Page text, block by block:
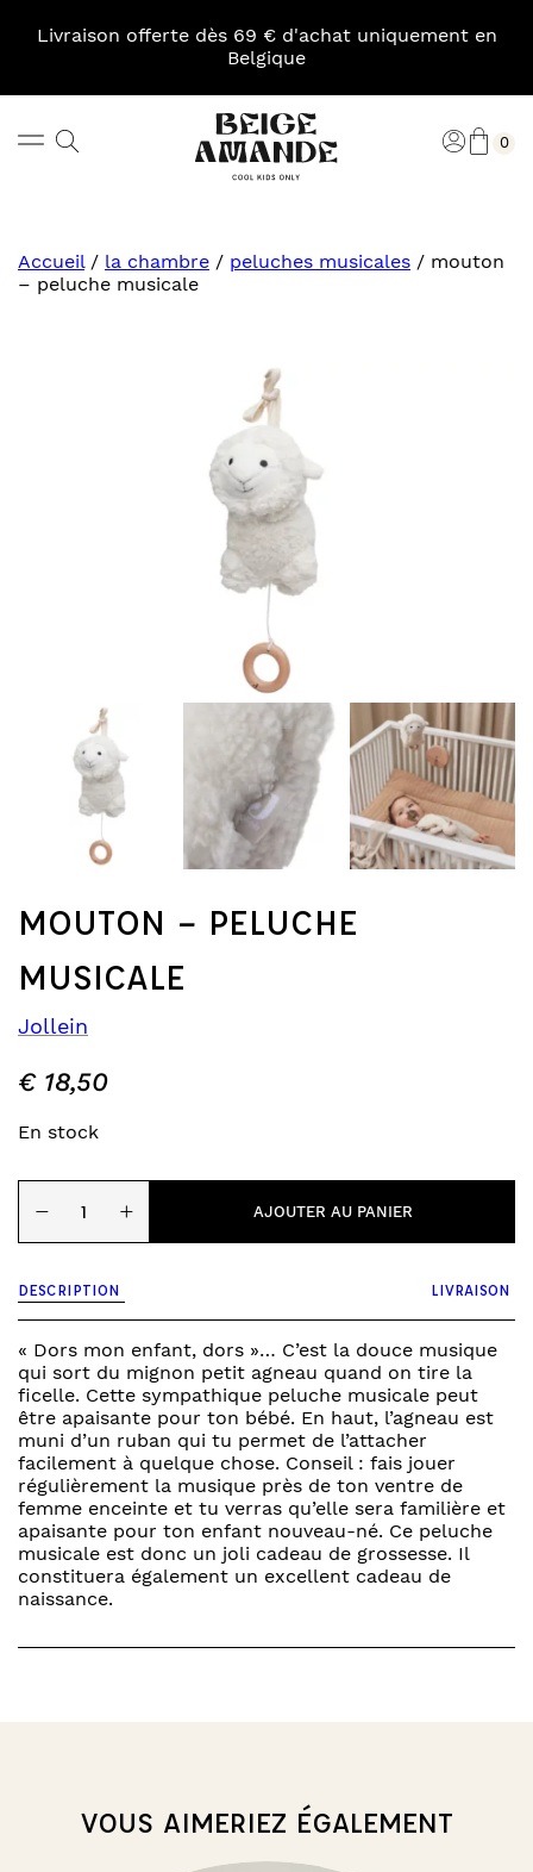
Livraison offerte dès 69 € d'achat uniquement en
Belgique
Rechercher 0
Accueil/ la chambre / peluches musicales / mouton
– peluche musicale
MOUTON – PELUCHE
MUSICALE
Jollein
€18,50
En stock
de
peluche
musicale
− + AJOUTER AU PANIER
DESCRIPTION LIVRAISON
« Dors mon enfant, dors »… C’est la douce musique
qui sort du mignon petit agneau quand on tire la
ficelle. Cette sympathique peluche musicale peut
être apaisante pour ton bébé. En haut, l’agneau est
muni d’un ruban qui tu permet de l’attacher
facilement à quelque chose. Conseil : fais jouer
régulièrement la musique près de ton ventre de
femme enceinte et tu verras qu’elle sera familière et
apaisante pour ton enfant nouveau-né. Ce peluche
musicale est donc un joli cadeau de grossesse. Il
constituera également un excellent cadeau de
naissance.
VOUS AIMERIEZ ÉGALEMENT